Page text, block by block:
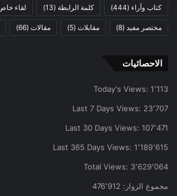
كتاب وآراء (444) كلمة الرابطة (13) لقاء
مختصر مفيد (8) مقابلات (5) مقالات (66)
الاحصائيات
Today's Views: 1٬113
Last 7 Days Views: 23٬707
Last 30 Days Views: 107٬471
Last 365 Days Views: 1٬189٬615
Total Views: 3٬629٬064
مجموع الزوار: 476٬912